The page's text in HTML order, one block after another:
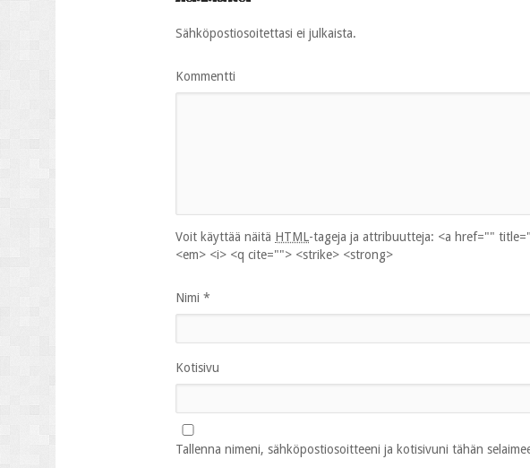
Sähköpostiosoitettasi ei julkaista.
Kommentti
Voit käyttää näitä HTML-tageja ja attribuutteja: <a href=""
<em> <i> <q cite=""> <strike> <strong>
Nimi *
Kotisivu
Tallenna nimeni, sähköpostiosoitteeni ja kotisivuni tähän